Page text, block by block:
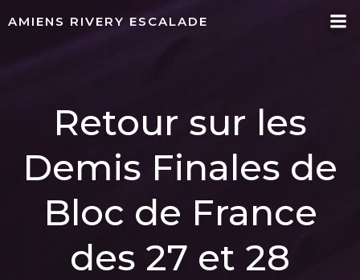
au
AMIENS RIVERY ESCALADE
Retour sur les
Demis Finales de
Bloc de France
des 27 et 28